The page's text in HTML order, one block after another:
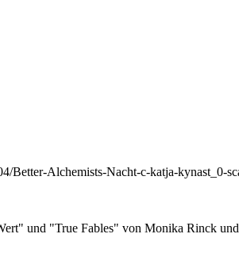
und "True Fables" von Monika Rinck